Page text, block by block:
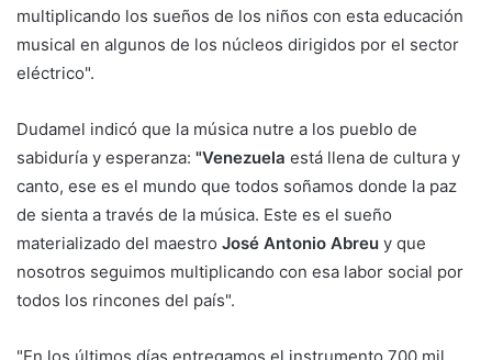
multiplicando los sueños de los niños con esta educación
musical en algunos de los núcleos dirigidos por el sector
eléctrico".
Dudamel indicó que la música nutre a los pueblo de
sabiduría y esperanza: "Venezuela está llena de cultura y
canto, ese es el mundo que todos soñamos donde la paz
de sienta a través de la música. Este es el sueño
materializado del maestro José Antonio Abreu y que
nosotros seguimos multiplicando con esa labor social por
todos los rincones del país".